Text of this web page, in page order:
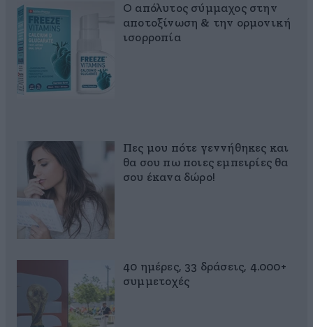
Ο απόλυτος σύμμαχος στην
αποτοξίνωση & την ορμονική
ισορροπία
Πες μου πότε γεννήθηκες και
θα σου πω ποιες εμπειρίες θα
σου έκανα δώρο!
40 ημέρες, 33 δράσεις, 4.000+
συμμετοχές